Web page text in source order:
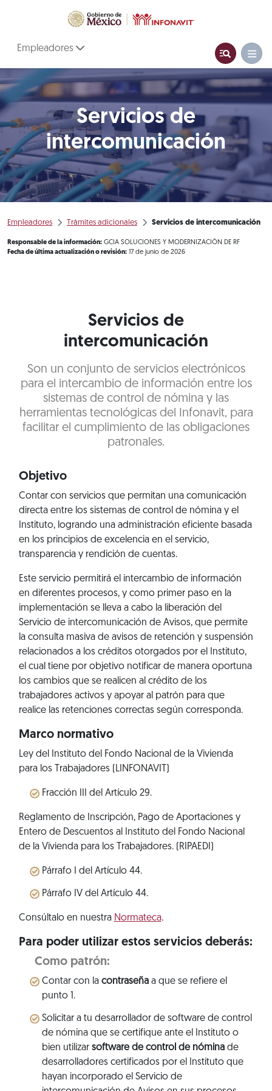
Empleadores
Servicios de
intercomunicación
Empleadores Trámites adicionales Servicios de intercomunicación
Responsable de la información: GCIA SOLUCIONES Y MODERNIZACIÓN DE RF
Fecha de última actualización o revisión: 17 de junio de 2026
Servicios de
intercomunicación
Son un conjunto de servicios electrónicos
para el intercambio de información entre los
sistemas de control de nómina y las
herramientas tecnológicas del Infonavit, para
facilitar el cumplimiento de las obligaciones
patronales.
Objetivo
Contar con servicios que permitan una comunicación
directa entre los sistemas de control de nómina y el
Instituto, logrando una administración eficiente basada
en los principios de excelencia en el servicio,
transparencia y rendición de cuentas.
Este servicio permitirá el intercambio de información
en diferentes procesos, y como primer paso en la
implementación se lleva a cabo la liberación del
Servicio de intercomunicación de Avisos, que permite
la consulta masiva de avisos de retención y suspensión
relacionados a los créditos otorgados por el Instituto,
el cual tiene por objetivo notificar de manera oportuna
los cambios que se realicen al crédito de los
trabajadores activos y apoyar al patrón para que
realice las retenciones correctas según corresponda.
Marco normativo
Ley del Instituto del Fondo Nacional de la Vivienda
para los Trabajadores (LINFONAVIT)
Fracción III del Artículo 29.
Reglamento de Inscripción, Pago de Aportaciones y
Entero de Descuentos al Instituto del Fondo Nacional
de la Vivienda para los Trabajadores. (RIPAEDI)
Párrafo I del Artículo 44.
Párrafo IV del Artículo 44.
Consúltalo en nuestra Normateca.
Para poder utilizar estos servicios deberás:
Como patrón:
Contar con la contraseñaa que se refiere el
punto 1.
Solicitar a tu desarrollador de software de control
de nómina que se certifique ante el Instituto o
bien utilizar software de control de nóminade
desarrolladores certificados por el Instituto que
hayan incorporado el Servicio de